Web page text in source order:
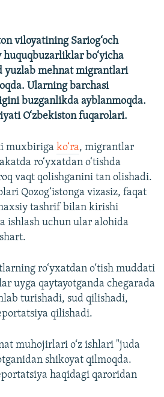
viloyatining Sariog‘och
bo‘yicha
yuzlab mehnat migrantlari
Ularning barchasi
buzganlikda ayblanmoqda.
O‘zbekiston fuqarolari.
muxbiriga ko‘ra, migrantlar
ro‘yxatdan o‘tishda
vaqt qolishganini tan olishadi.
Qozog‘istonga vizasiz, faqat
tashrif bilan kirishi
ishlash uchun ular alohida
ro‘yxatdan o‘tish muddati
uyga qaytayotganda chegarada
turishadi, sud qilishadi,
qilishadi.
muhojirlari o‘z ishlari "juda
shikoyat qilmoqda.
haqidagi qaroridan